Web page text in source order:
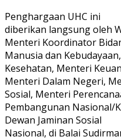
Penghargaan UHC ini
diberikan langsung oleh
Menteri Koordinator
Manusia dan
Kesehatan, Menteri
Menteri Dalam Negeri,
Sosial, Menteri
Pembangunan Nasional/
Dewan Jaminan Sosial
Nasional, di Balai